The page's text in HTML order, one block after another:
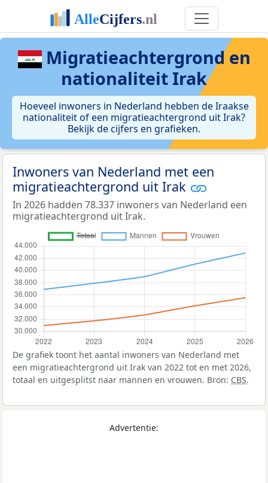
Migratieachtergrond en
nationaliteit Irak
Hoeveel inwoners in Nederland hebben de Iraakse
nationaliteit of een migratieachtergrond uit Irak?
Bekijk de cijfers en grafieken.
Inwoners van Nederland met een
migratieachtergrond uit Irak
In 2026 hadden 78.337 inwoners van Nederland een
migratieachtergrond uit Irak.
De grafiek toont het aantal inwoners van Nederland met
een migratieachtergrond uit Irak van 2022 tot en met 2026,
totaal en uitgesplitst naar mannen en vrouwen. Bron: CBS.
Advertentie: